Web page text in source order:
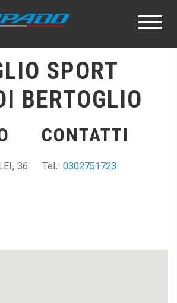
SPORT
BERTOGLIO
36
CONTATTI
Tel.: 0302751723